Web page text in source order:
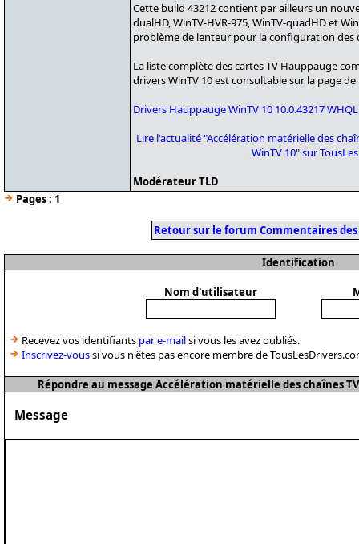
Cette build 43212 contient par ailleurs un
dualHD, WinTV-HVR-975, WinTV-quadHD et
problème de lenteur pour la configuration des
La liste complète des cartes TV Hauppauge
drivers WinTV 10 est consultable sur la page
Drivers Hauppauge WinTV 10 10.0.43217
Lire l'actualité "Accélération matérielle des
WinTV 10" sur
Modérateur TLD
Pages : 1
Retour sur le forum Commentaires
Identification
Nom d'utilisateur
Recevez vos identifiants par e-mailsi vous les avez oubliés.
Inscrivez-voussi vous n'êtes pas encore membre de
Répondre au message Accélération matérielle des chaînes TV
Message